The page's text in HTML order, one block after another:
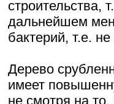
строительства,
дальнейшем
бактерий, т.е. не
Дерево
имеет
не смотря на